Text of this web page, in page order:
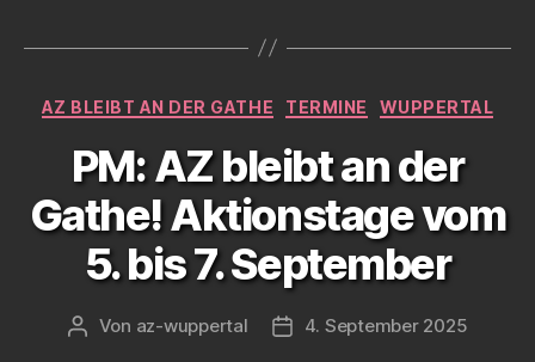
Kategorien
AZ BLEIBT AN DER GATHE TERMINE WUPPERTAL
PM: AZ bleibt an der
Gathe! Aktionstage vom
5. bis 7. September
Beitragsautor
Von az-wuppertal Veröffentlichungsdatum
4. September 2025